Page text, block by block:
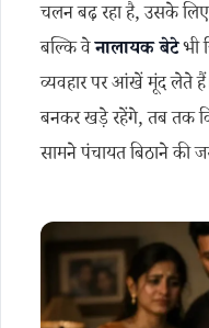
चलन बढ़ रहा है, उसके लिए
बल्कि वेनालायक बेटेभी
व्यवहार पर आंखें मूंद लेते
बनकर खड़े रहेंगे, तब तक
सामने पंचायत बिठाने की